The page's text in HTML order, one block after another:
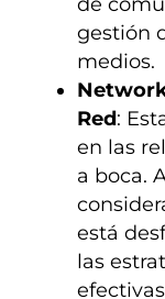
gestión
medios.
Red:
en las
a boca.
está
las